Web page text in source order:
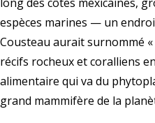
espèces marines — un
Cousteau aurait surnommé «
récifs rocheux et coralliens
alimentaire qui va du
grand mammifère de la